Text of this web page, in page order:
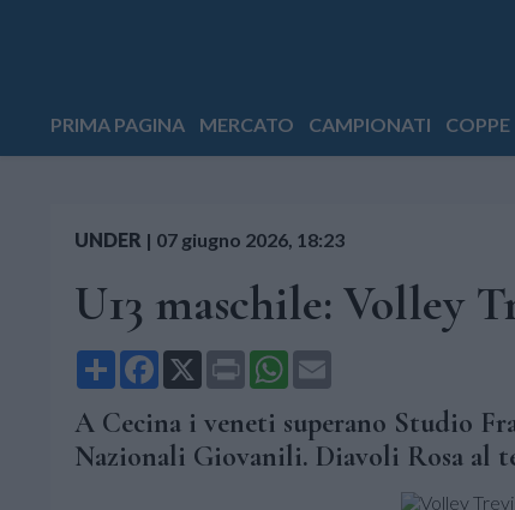
PRIMA PAGINA MERCATO CAMPIONATI COPPE
UNDER | 07 giugno 2026, 18:23
U13 maschile: Volley
Share Facebook
X Print WhatsApp
A Cecina i veneti superano Studio
Nazionali Giovanili. Diavoli Rosa al